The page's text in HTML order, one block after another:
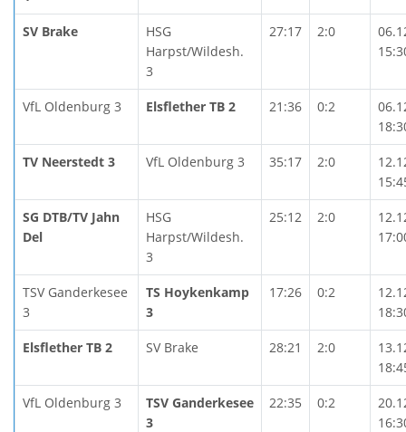
SV Brake
HSG
Harpst/Wildesh.
3
27:17 2:0
VfL Oldenburg 3 Elsflether TB 2 21:36 0:2
TV Neerstedt 3 VfL Oldenburg 3 35:17 2:0
SG DTB/TV Jahn
Del
HSG
Harpst/Wildesh.
3
25:12 2:0
TSV Ganderkesee
3
TS Hoykenkamp
3
17:26 0:2
Elsflether TB 2 SV Brake 28:21 2:0
VfL Oldenburg 3
TSV Ganderkesee
3
22:35 0:2